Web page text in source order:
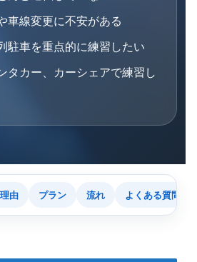
車線変更に不安がある
駐車を重点的に練習したい
タカー、カーシェアで練習し
由 プラン 流れ よくある質問